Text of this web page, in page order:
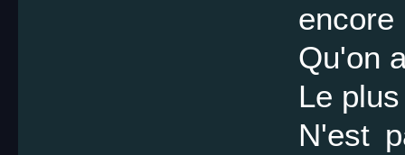
encore
Qu'on
Le
N'est